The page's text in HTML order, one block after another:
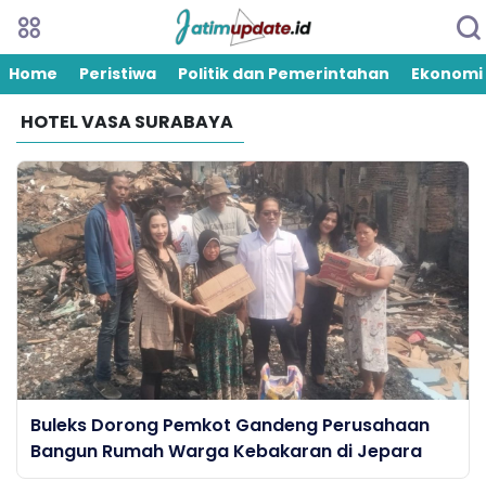
Home Peristiwa Politik dan Pemerintahan Ekonomi
HOTEL VASA SURABAYA
Buleks Dorong Pemkot Gandeng Perusahaan
Bangun Rumah Warga Kebakaran di Jepara